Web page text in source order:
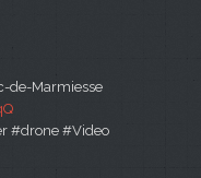
de-Marmiesse
#drone #Video